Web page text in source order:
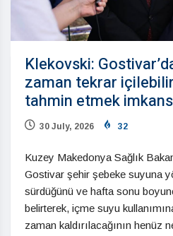
Klekovski:
zaman tekrar
tahmin etmek
30 July, 2026 32
Kuzey Makedonya Sağlık
Gostivar şehir şebeke suyuna
sürdüğünü ve hafta sonu
belirterek, içme suyu
zaman kaldırılacağının henüz